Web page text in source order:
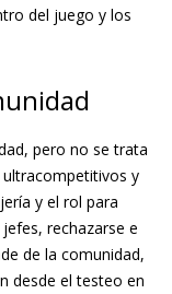
del juego y los
pero no se trata
y
y el rol para
rechazarse e
de la comunidad,
desde el testeo en